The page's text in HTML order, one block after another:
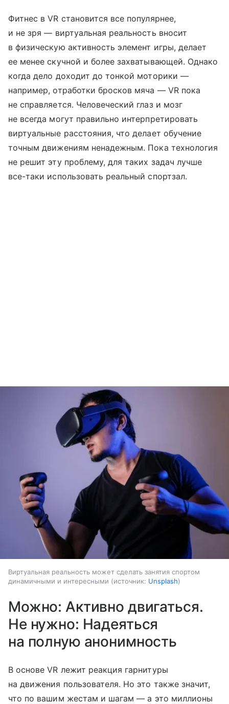
Фитнес в VR становится все популярнее,
и не зря — виртуальная реальность вносит
в физическую активность элемент игры, делает
ее менее скучной и более захватывающей. Однако
когда дело доходит до тонкой моторики —
например, отработки бросков мяча — VR пока
не справляется. Человеческий глаз и мозг
не всегда могут правильно интерпретировать
виртуальные расстояния, что делает обучение
точным движениям ненадежным. Пока технология
не решит эту проблему, для таких задач лучше
все-таки использовать реальный спортзал.
Виртуальная реальность может сделать занятия спортом
динамичными и интересными
источник: Unsplash
Можно: Активно двигаться.
Не нужно: Надеяться
на полную анонимность
В основе VR лежит реакция гарнитуры
на движения пользователя. Но это также значит,
что по вашим жестам и шагам — а это миллионы